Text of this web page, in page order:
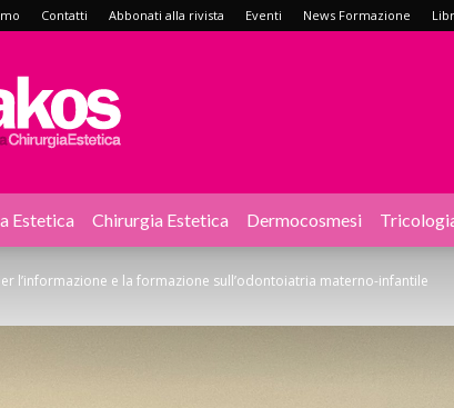
Contatti Abbonati alla rivista Eventi News Formazione
Estetica Chirurgia Estetica Dermocosmesi
l’informazione e la formazione sull’odontoiatria materno-infantile